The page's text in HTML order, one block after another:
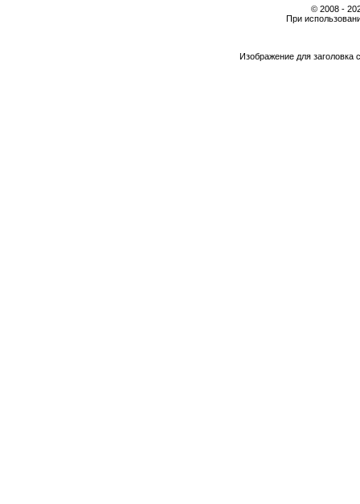
© 2008 -
При
Изображение для